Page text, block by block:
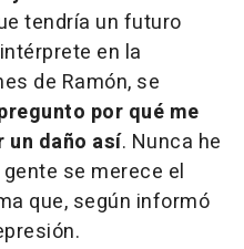
tendría un futuro
en la
de Ramón, se
por qué me
un daño así. Nunca he
se merece el
que, según informó